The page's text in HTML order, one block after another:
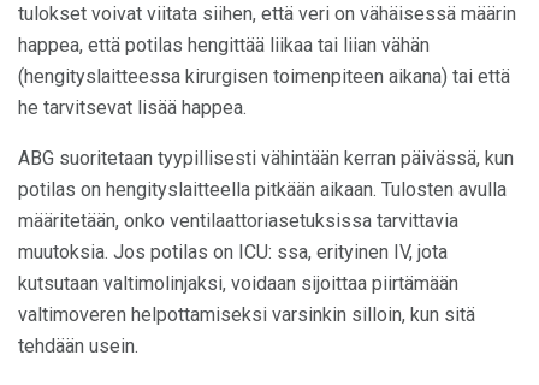
tulokset voivat viitata siihen, että veri on vähäisessä määrin
happea, että potilas hengittää liikaa tai liian vähän
(hengityslaitteessa kirurgisen toimenpiteen aikana) tai että
he tarvitsevat lisää happea.
ABG suoritetaan tyypillisesti vähintään kerran päivässä, kun
potilas on hengityslaitteella pitkään aikaan. Tulosten avulla
määritetään, onko ventilaattoriasetuksissa tarvittavia
muutoksia. Jos potilas on ICU: ssa, erityinen IV, jota
kutsutaan valtimolinjaksi, voidaan sijoittaa piirtämään
valtimoveren helpottamiseksi varsinkin silloin, kun sitä
tehdään usein.